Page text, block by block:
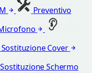
Preventivo
Sostituzione Cover
Sostituzione Schermo